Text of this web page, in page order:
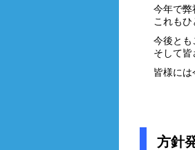
今年で弊
これも
今後とも
そして皆
皆様には
方針